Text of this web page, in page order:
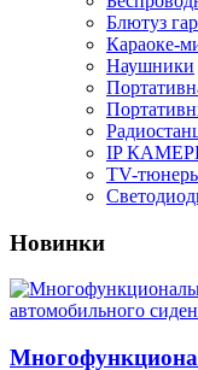
Блютуз
Караоке-
Наушники
IP
TV-
Новинки